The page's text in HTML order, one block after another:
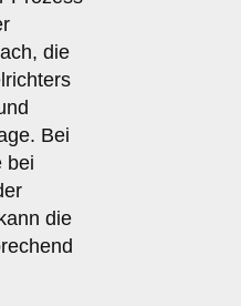
die
Bei
bei
die